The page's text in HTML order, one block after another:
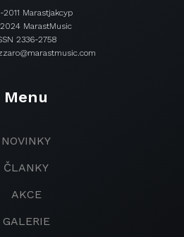
Marastjakcyp
2024 MarastMusic
2336-2758
Menu
NOVINKY
ČLANKY
AKCE
GALERIE